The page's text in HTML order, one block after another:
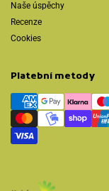
Naše úspěchy
Recenze
Cookies
Platební metody